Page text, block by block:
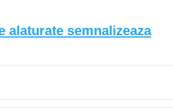
alaturate semnalizeaza